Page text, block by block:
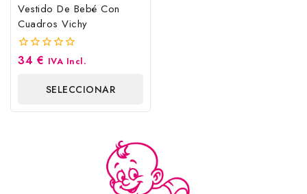
Vestido De Bebé Con
Cuadros Vichy
0
34 € IVA Incl.
SELECCIONAR
OPCIONES